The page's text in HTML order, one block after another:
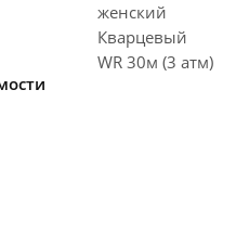
женский
Кварцевый
WR 30м (3 атм)